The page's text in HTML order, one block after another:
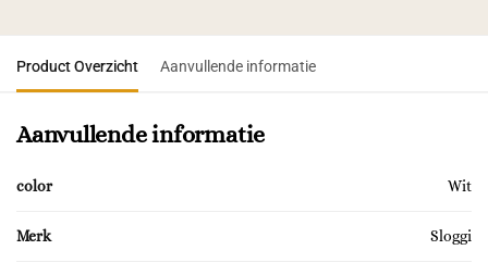
Product Overzicht Aanvullende informatie
Aanvullende informatie
color Wit
Merk Sloggi